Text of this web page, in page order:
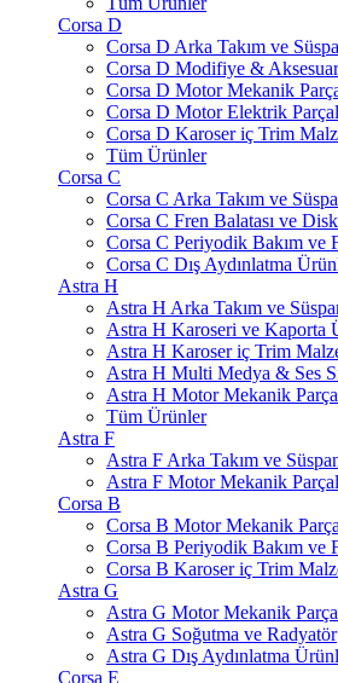
Corsa D
Corsa D Arka Takım ve
Corsa D Modifiye &
Corsa D Motor Mekanik
Corsa D Motor Elektrik
Corsa D Karoser iç Trim
Tüm Ürünler
Corsa C
Corsa C Arka Takım ve
Corsa C Fren Balatası ve
Corsa C Periyodik Bakım ve
Corsa C Dış Aydınlatma
Astra H
Astra H Arka Takım ve
Astra H Karoseri ve Kaporta
Astra H Karoser iç Trim
Astra H Multi Medya & Ses
Astra H Motor Mekanik
Tüm Ürünler
Astra F
Astra F Arka Takım ve
Astra F Motor Mekanik
Corsa B
Corsa B Motor Mekanik
Corsa B Periyodik Bakım ve
Corsa B Karoser iç Trim
Astra G
Astra G Motor Mekanik
Astra G Soğutma ve Radyatör
Astra G Dış Aydınlatma
Corsa E